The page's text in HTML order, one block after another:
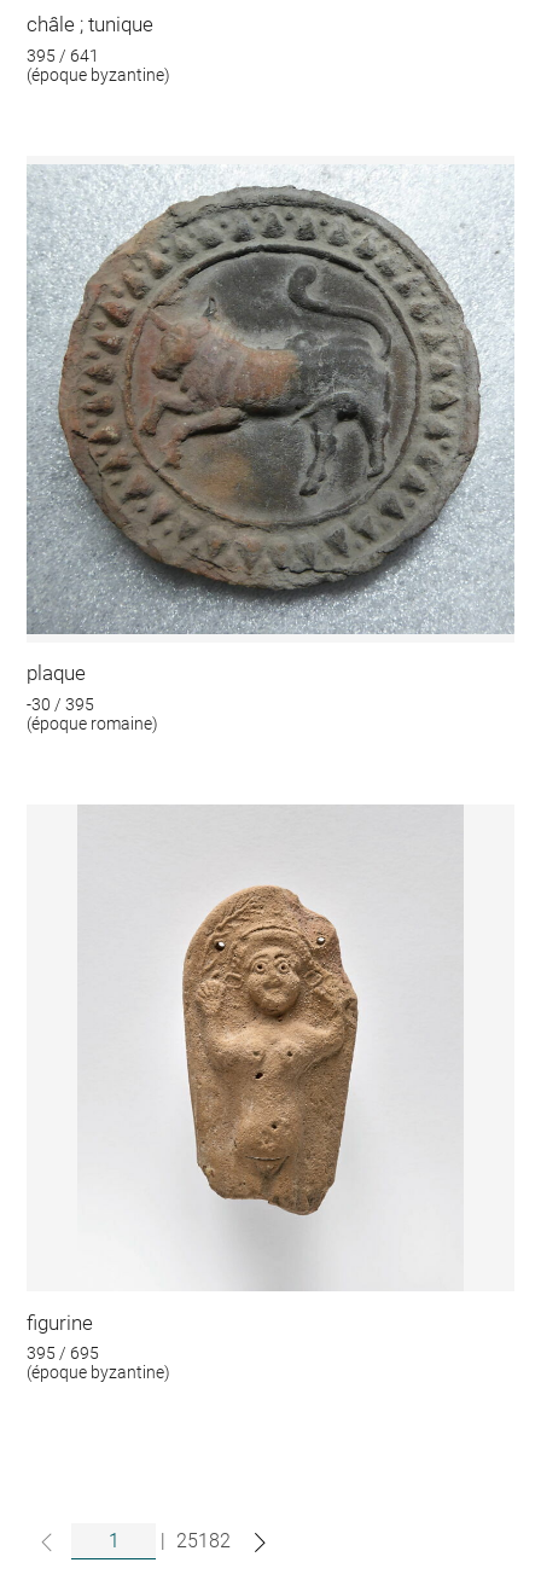
châle ; tunique
395 / 641
(époque byzantine)
plaque
-30 / 395
(époque romaine)
figurine
395 / 695
(époque byzantine)
| 25182